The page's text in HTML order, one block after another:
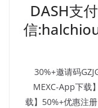
DASH支
信
【币安binance-App下载】
MEXC-App下载
载】50%+优惠注